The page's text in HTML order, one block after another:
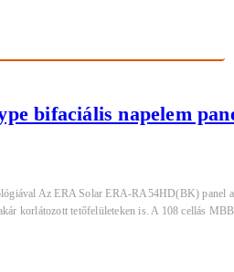
bifaciális napelem
Az ERA Solar ERA-RA54HD(BK) panel
korlátozott tetőfelületeken is. A 108 cellás